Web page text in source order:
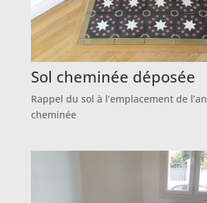
Sol cheminée déposée
Rappel du sol à l’emplacement de
cheminée